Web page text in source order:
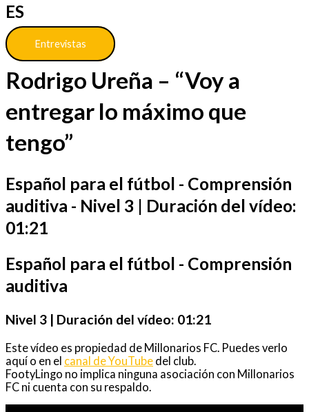
ES
Entrevistas
Rodrigo Ureña – “Voy a
entregar lo máximo que
tengo”
Español para el fútbol - Comprensión
auditiva - Nivel 3 | Duración del vídeo:
01:21
Español para el fútbol - Comprensión
auditiva
Nivel 3 | Duración del vídeo: 01:21
Este vídeo es propiedad de Millonarios FC. Puedes verlo
aquí o en el canal de YouTube del club.
FootyLingo no implica ninguna asociación con Millonarios
FC ni cuenta con su respaldo.